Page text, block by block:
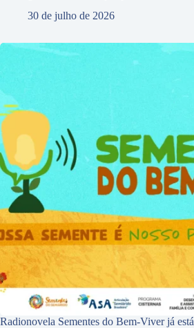
30 de julho de 2026
Radionovela Sementes do Bem-Viver já